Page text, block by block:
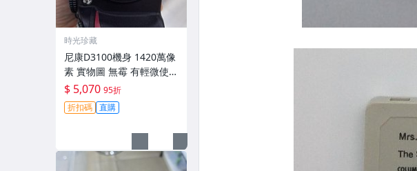
時光珍藏
尼康D3100機身 1420萬像
素 實物圖 無霉 有輕微使用
痕跡 機身原裝 無拆修無翻
新 臨-343
$ 5,070 95折
折扣碼 直購